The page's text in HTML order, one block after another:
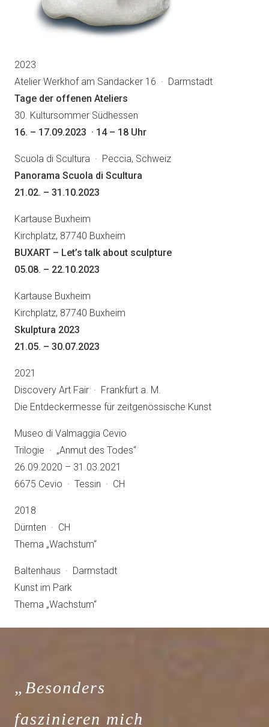
2023
Atelier Werkhof am Sandacker 16 · Darmstadt
Tage der offenen Ateliers
30. Kultursommer Südhessen
16. – 17.09.2023 · 14 – 18 Uhr
Scuola di Scultura · Peccia, Schweiz
Panorama Scuola di Scultura
21.02. – 31.10.2023
Kartause Buxheim
Kirchplatz, 87740 Buxheim
BUXART – Let’s talk about sculpture
05.08. – 22.10.2023
Kartause Buxheim
Kirchplatz, 87740 Buxheim
Skulptura 2023
21.05. – 30.07.2023
2021
Discovery Art Fair · Frankfurt a. M.
Die Entdeckermesse für zeitgenössische Kunst
Museo di Valmaggia Cevio
Trilogie · „Anmut des Todes“
26.09.2020 – 31.03.2021
6675 Cevio · Tessin · CH
2018
Dürnten · CH
Thema „Wachstum“
Baltenhaus · Darmstadt
Kunst im Park
Thema „Wachstum“
„Besonders
faszinieren mich